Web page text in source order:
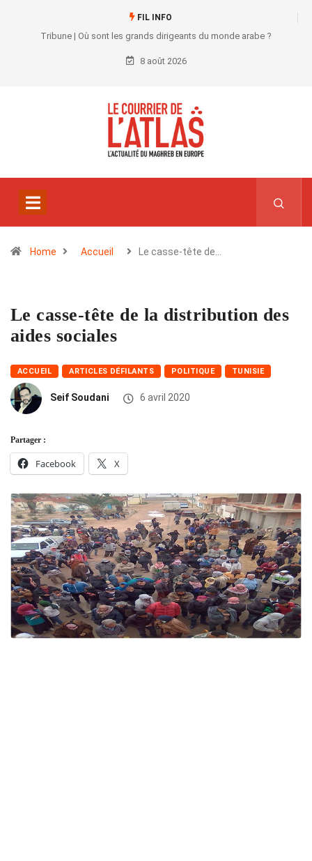
FIL INFO
Tribune | Où sont les grands dirigeants du monde arabe ?
8 août 2026
Home Accueil Le casse-tête de…
Le casse-tête de la distribution des
aides sociales
ACCUEIL ARTICLES DÉFILANTS POLITIQUE TUNISIE
Seif Soudani 6 avril 2020
Partager :
Facebook X